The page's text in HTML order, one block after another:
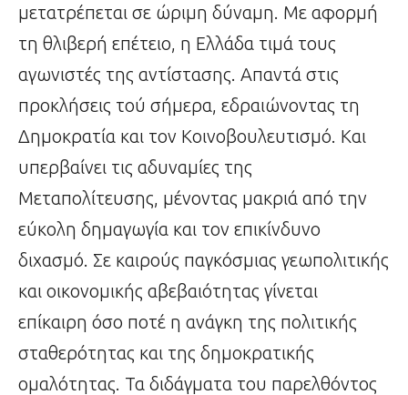
μετατρέπεται σε ώριμη δύναμη. Με αφορμή
τη θλιβερή επέτειο, η Ελλάδα τιμά τους
αγωνιστές της αντίστασης. Απαντά στις
προκλήσεις τού σήμερα, εδραιώνοντας τη
Δημοκρατία και τον Κοινοβουλευτισμό. Και
υπερβαίνει τις αδυναμίες της
Μεταπολίτευσης, μένοντας μακριά από την
εύκολη δημαγωγία και τον επικίνδυνο
διχασμό. Σε καιρούς παγκόσμιας γεωπολιτικής
και οικονομικής αβεβαιότητας γίνεται
επίκαιρη όσο ποτέ η ανάγκη της πολιτικής
σταθερότητας και της δημοκρατικής
ομαλότητας. Τα διδάγματα του παρελθόντος